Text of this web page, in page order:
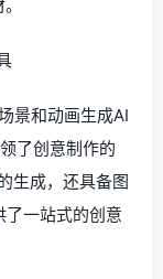
景和动画生成AI
了创意制作的
生成，还具备图
一站式的创意